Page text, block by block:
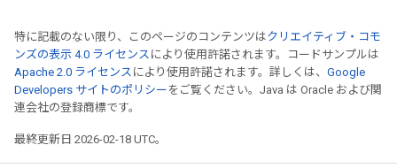
特に記載のない限り、このページのコンテンツはクリエイティブ・コモ
ンズの表示 4.0 ライセンス により使用許諾されます。コードサンプルは
Apache 2.0 ライセンス により使用許諾されます。詳しくは、 Google
Developers サイトのポリシー をご覧ください。Java は Oracle および関
連会社の登録商標です。
最終更新日 2026-02-18 UTC。